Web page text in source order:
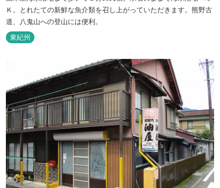
Ｋ。とれたての新鮮な魚介類を召し上がっていただきます。熊野古
道、八鬼山への登山には便利。
東紀州